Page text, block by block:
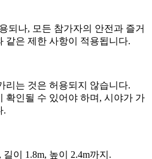
되나, 모든 참가자의 안전과 즐거
같은 제한 사항이 적용됩니다.
리는 것은 허용되지 않습니다.
확인될 수 있어야 하며, 시야가 가
.
이 1.8m, 높이 2.4m까지.